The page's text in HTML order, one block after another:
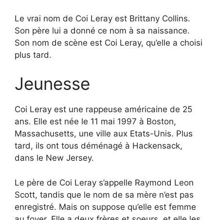
Le vrai nom de Coi Leray est Brittany Collins.
Son père lui a donné ce nom à sa naissance.
Son nom de scène est Coi Leray, qu’elle a choisi
plus tard.
Jeunesse
Coi Leray est une rappeuse américaine de 25
ans. Elle est née le 11 mai 1997 à Boston,
Massachusetts, une ville aux Etats-Unis. Plus
tard, ils ont tous déménagé à Hackensack,
dans le New Jersey.
Le père de Coi Leray s’appelle Raymond Leon
Scott, tandis que le nom de sa mère n’est pas
enregistré. Mais on suppose qu’elle est femme